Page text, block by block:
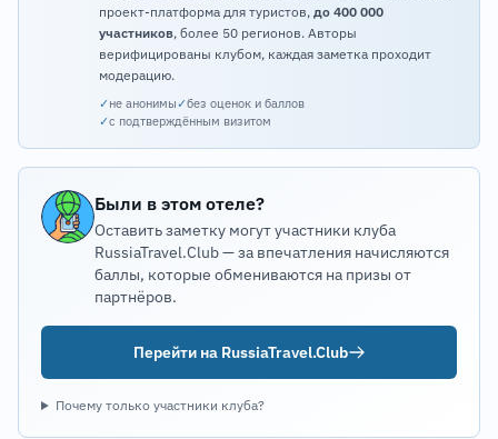
проект-платформа для туристов, до 400 000
участников, более 50 регионов. Авторы
верифицированы клубом, каждая заметка проходит
модерацию.
✓не анонимы✓без оценок и баллов
✓с подтверждённым визитом
Были в этом отеле?
Оставить заметку могут участники клуба
RussiaTravel.Club — за впечатления начисляются
баллы, которые обмениваются на призы от
партнёров.
Перейти на RussiaTravel.Club
Почему только участники клуба?